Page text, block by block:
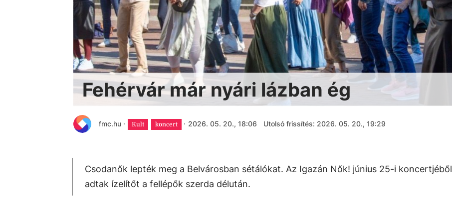
Fehérvár már nyári lázban ég
fmc.hu · Kult koncert · 2026. 05. 20., 18:06 Utolsó frissítés: 2026. 05. 20., 19:29
Csodanők lepték meg a Belvárosban sétálókat. Az Igazán Nők! június 25-i koncertjéből
adtak ízelítőt a fellépők szerda délután.